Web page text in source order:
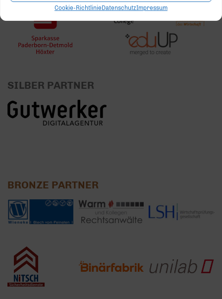
Cookie-RichtlinieDatenschutzImpressum
SILBER PARTNER
BRONZE PARTNER